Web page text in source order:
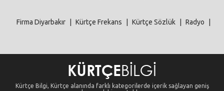
Firma Diyarbakır Kürtçe Frekans Kürtçe Sözlük Radyo
Kürtçe Bilgi, Kürtçe alanında farklı kategorilerde içerik sağlayan geniş